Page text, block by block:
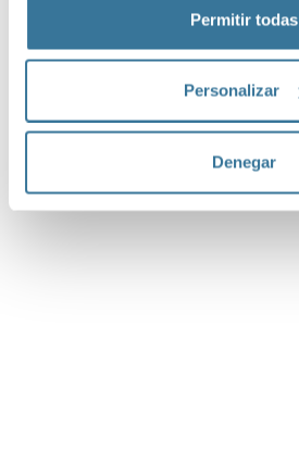
Permitir todas
Personalizar
Denegar